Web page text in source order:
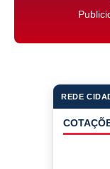
REDE